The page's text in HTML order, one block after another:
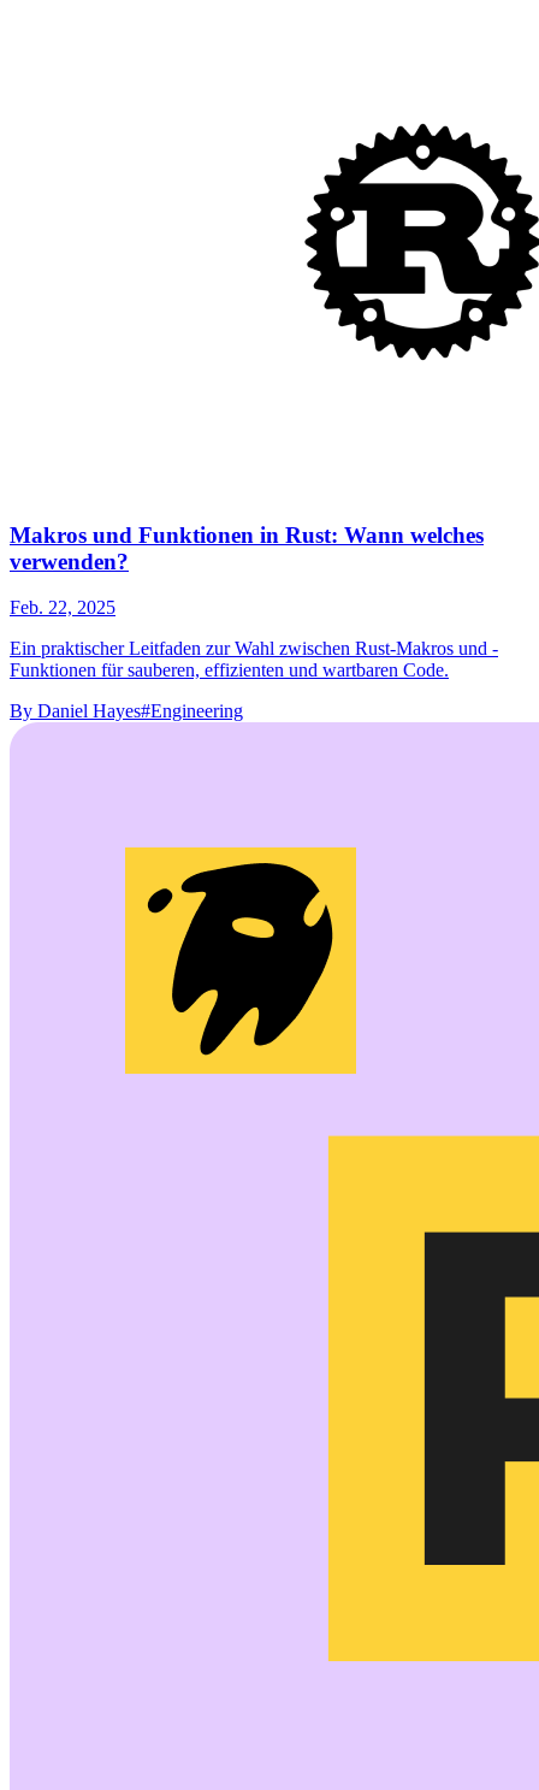
Makros und Funktionen in Rust: Wann welches
verwenden?
Feb. 22, 2025
Ein praktischer Leitfaden zur Wahl zwischen Rust-Makros und -
Funktionen für sauberen, effizienten und wartbaren Code.
By Daniel Hayes#Engineering